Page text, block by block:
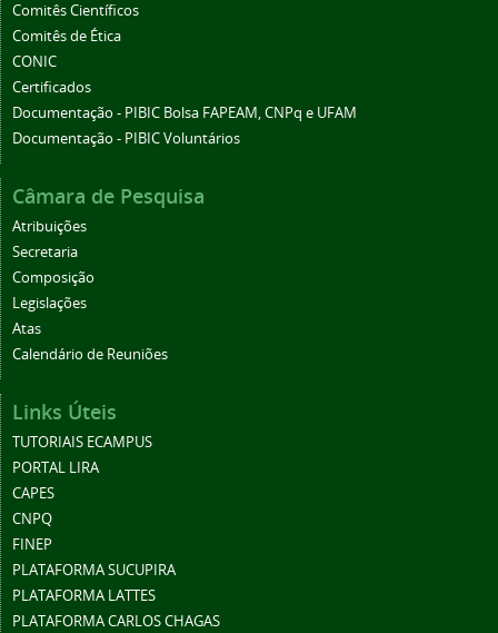
Comitês Científicos
Comitês de Ética
CONIC
Certificados
Documentação - PIBIC Bolsa FAPEAM, CNPq e UFAM
Documentação - PIBIC Voluntários
Câmara de Pesquisa
Atribuições
Secretaria
Composição
Legislações
Atas
Calendário de Reuniões
Links Úteis
TUTORIAIS ECAMPUS
PORTAL LIRA
CAPES
CNPQ
FINEP
PLATAFORMA SUCUPIRA
PLATAFORMA LATTES
PLATAFORMA CARLOS CHAGAS